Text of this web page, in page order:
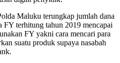
Maluku terungkap jumlah dana
FY terhitung tahun 2019 mencapai
FY yakni cara mencari para
suatu produk supaya nasabah